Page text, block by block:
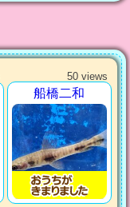
50 views
船橋二和